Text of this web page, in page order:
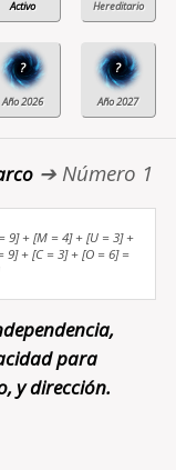
? ?
➔ Número 1
9] + [M = 4] + [U = 3] +
9] + [C = 3] + [O = 6] =
para
y dirección.